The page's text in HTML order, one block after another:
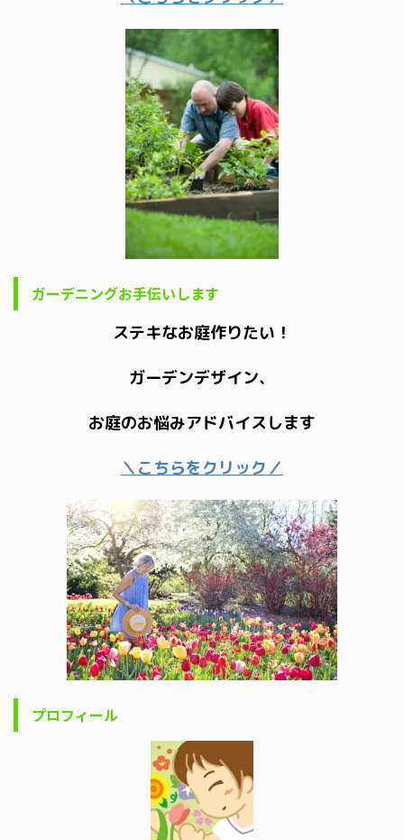
ガーデニングお手伝いします
ステキなお庭作りたい！
ガーデンデザイン、
お庭のお悩みアドバイスします
＼こちらをクリック／
プロフィール